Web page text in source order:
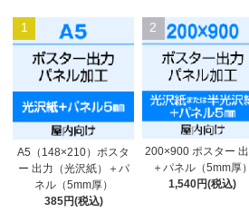
1
A5（148×210）ポスタ
ー 出力（光沢紙）＋パ
ネル（5mm厚）
385円(税込)
2
200×900 ポスター
＋パネル（5mm厚）
1,540円(税込)